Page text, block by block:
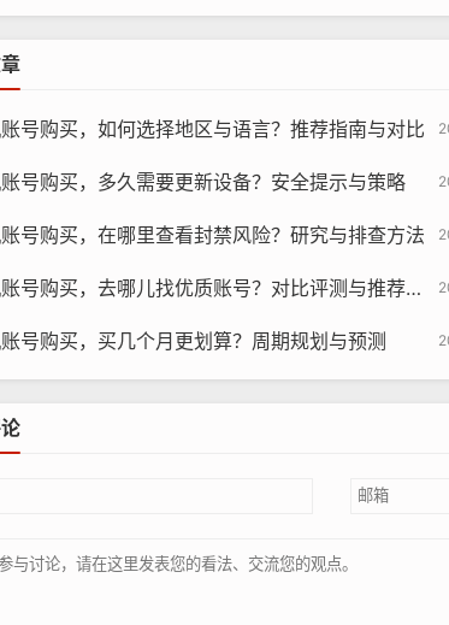
识产权：未经授权使用他人知识产权，如商标、版权
号购买，如何选择地区与语言？推荐指南与对比
号购买，多久需要更新设备？安全提示与策略
号购买，在哪里查看封禁风险？研究与排查方法
号购买，去哪儿找优质账号？对比评测与推荐方法
号购买，买几个月更划算？周期规划与预测